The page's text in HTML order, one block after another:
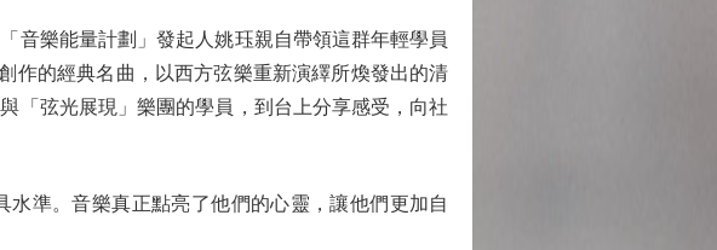
樂能量計劃」發起人姚珏親自帶領這群年輕學員
作的經典名曲，以西方弦樂重新演繹所煥發出的清
「弦光展現」樂團的學員，到台上分享感受，向社
準。音樂真正點亮了他們的心靈，讓他們更加自